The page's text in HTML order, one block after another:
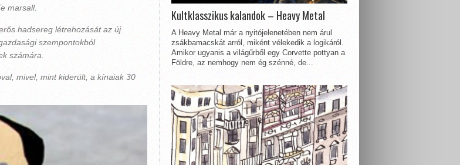
marsall.
hadsereg létrehozását az új
szempontokból
számára.
mivel, mint kiderült, a kínaiak 30
Kultklasszikus kalandok – Heavy Metal
A Heavy Metal már a nyitójelenetében nem árul
zsákbamacskát arról, miként vélekedik a logikáról.
Amikor ugyanis a világűrből egy Corvette pottyan a
Földre, az nemhogy nem ég szénné, de...